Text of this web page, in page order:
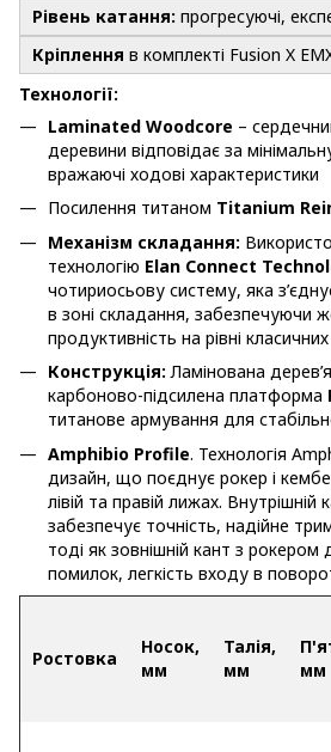
Рівень катання: прогресуючі,
Кріплення в комплекті Fusion X
Технології:
Laminated Woodcore –
деревини відповідає за
вражаючі ходові характеристики
Посилення титаном Titanium
Механізм складання:
технологію Elan Connect
чотириосьову систему, яка
в зоні складання, забезпечуючи
продуктивність на рівні
Конструкція:Ламінована
карбоново-підсилена платформа
титанове армування для
Amphibio Profile. Технологія
дизайн, що поєднує рокер і
лівій та правій лижах.
забезпечує точність, надійне
тоді як зовнішній кант з
помилок, легкість входу в
Ростовка
Носок,
мм
Талія,
мм
мм